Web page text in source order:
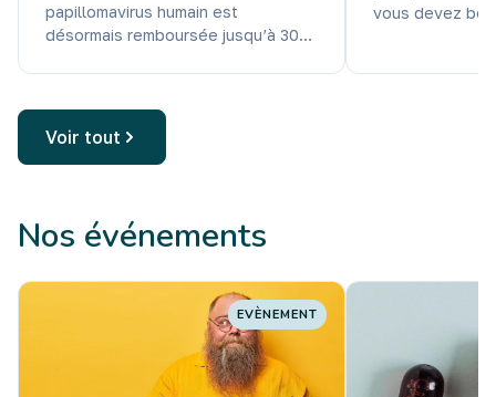
papillomavirus humain est
désormais remboursée jusqu’à 30
vous devez
Voir tout
Nos événements
EVÈNEMENT